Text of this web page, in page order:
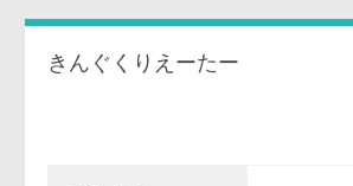
きんぐくりえーたー
キ